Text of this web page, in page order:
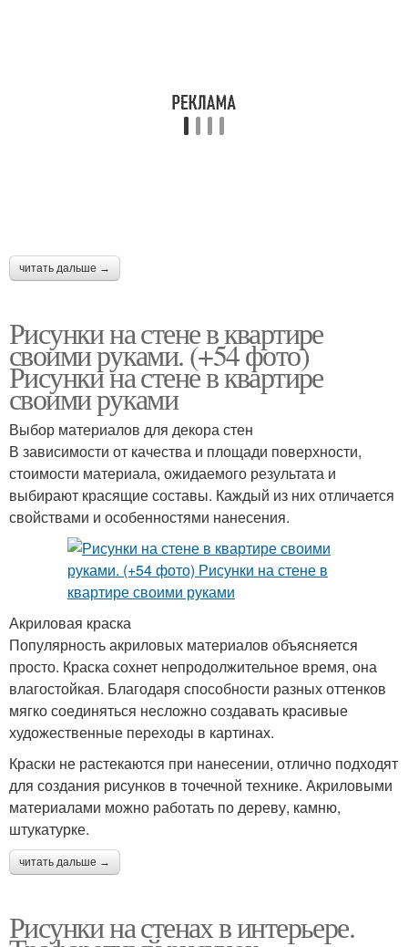
Пейзажи на стене Картины на стене
Рисунки на доме Рисунки на стены
Рисунки в комнате
Рисунки на натяжных
потолках
Узоры на стене Рисунки в интерьере
Детские рисунки Граффити на стенах
Картины на стенах
Рисование на стенах Стен в спальне
читать дальше →
Рисунки на стене в квартире
своими руками. (+54 фото)
Рисунки на стене в квартире
своими руками
Выбор материалов для декора стен
В зависимости от качества и площади поверхности,
стоимости материала, ожидаемого результата и
выбирают красящие составы. Каждый из них отличается
свойствами и особенностями нанесения.
Акриловая краска
Популярность акриловых материалов объясняется
просто. Краска сохнет непродолжительное время, она
влагостойкая. Благодаря способности разных оттенков
мягко соединяться несложно создавать красивые
художественные переходы в картинах.
Краски не растекаются при нанесении, отлично подходят
для создания рисунков в точечной технике. Акриловыми
материалами можно работать по дереву, камню,
штукатурке.
читать дальше →
Рисунки на стенах в интерьере.